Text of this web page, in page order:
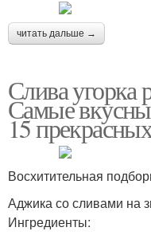
читать дальше →
Слива угорка
Самые
15
Восхитительная
Аджика со сливами на
Ингредиенты: